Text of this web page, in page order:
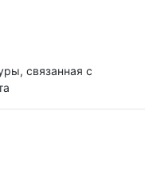
связанная с